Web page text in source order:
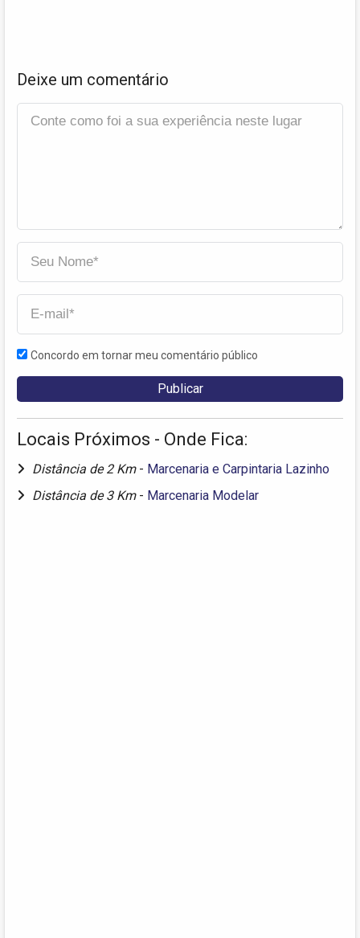
Deixe um comentário
Concordo em tornar meu comentário público
Locais Próximos - Onde Fica:
Distância de 2 Km - Marcenaria e Carpintaria Lazinho
Distância de 3 Km - Marcenaria Modelar